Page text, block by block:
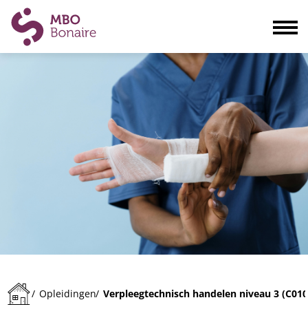
/ Opleidingen/ Verpleegtechnisch handelen niveau 3